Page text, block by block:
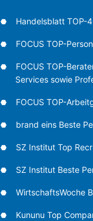
Handelsblatt TOP-
FOCUS TOP-
FOCUS TOP-
Services sowie
FOCUS TOP-
brand eins Beste
SZ Institut Top
SZ Institut Beste
WirtschaftsWoche
Kununu Top